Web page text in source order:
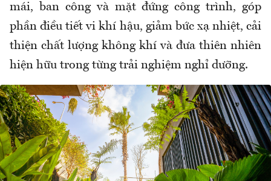
mái, ban công và mặt đứng công trình, góp
phần điều tiết vi khí hậu, giảm bức xạ nhiệt, cải
thiện chất lượng không khí và đưa thiên nhiên
hiện hữu trong từng trải nghiệm nghỉ dưỡng.